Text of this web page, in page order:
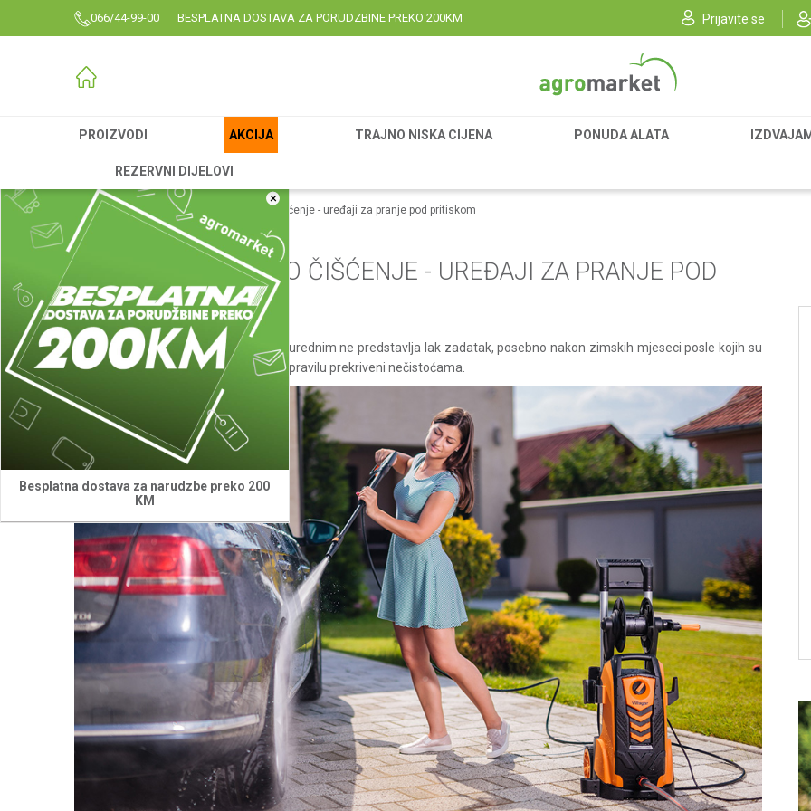
066/44-99-00 BESPLATNA DOSTAVA ZA PORUDZBINE PREKO 200KM Prijavite se
PROIZVODI AKCIJA TRAJNO NISKA CIJENA PONUDA ALATA
REZERVNI DIJELOVI
×
Besplatna dostava za narudzbe preko 200
KM
Agromarket Blog Za efikasno i brzo čišćenje - uređaji za pranje pod pritiskom
BLOG
ZA EFIKASNO I BRZO ČIŠĆENJE - UREĐAJI ZA PRANJE POD
PRITISKOM
Održavanje dvorišta ili terase čistim i urednim ne predstavlja lak zadatak, posebno nakon zimskih mjeseci posle kojih su
spoljni dijelovi kuće ili imanja skoro po pravilu prekriveni nečistoćama.
BLOG
JESENJA AKCIJA i do 30% popusta!
DETALJNIJE